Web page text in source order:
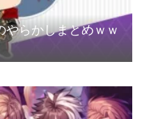
やらかしまとめｗｗ